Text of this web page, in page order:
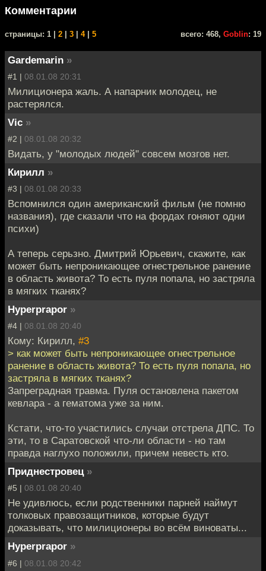
Комментарии
cтраницы: 1 | 2 3 4| 5 всего: 468, Goblin: 19
Gardemarin »
#1 | 08.01.08 20:31
Милиционера жаль. А напарник молодец, не
растерялся.
Vic »
#2 | 08.01.08 20:32
Видать, у "молодых людей" совсем мозгов нет.
Кирилл »
#3 | 08.01.08 20:33
Вспомнился один американский фильм (не помню
названия), где сказали что на фордах гоняют одни
психи)
А теперь серьзно. Дмитрий Юрьевич, скажите, как
может быть непроникающее огнестрельное ранение
в область живота? То есть пуля попала, но застряла
в мягких тканях?
Hyperprapor »
#4 | 08.01.08 20:40
Кому: Кирилл, #3
> как может быть непроникающее огнестрельное
ранение в область живота? То есть пуля попала, но
застряла в мягких тканях?
Запреградная травма. Пуля остановлена пакетом
кевлара - а гематома уже за ним.
Кстати, что-то участились случаи отстрела ДПС. То
эти, то в Саратовской что-ли области - но там
правда наглухо положили, причем невесть кто.
Приднестровец »
#5 | 08.01.08 20:40
Не удивлюсь, если родственники парней наймут
толковых правозащитников, которые будут
доказывать, что милиционеры во всём виноваты...
Hyperprapor »
#6 | 08.01.08 20:42